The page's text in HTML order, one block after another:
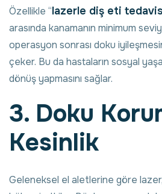
Özellikle “lazerle diş eti
arasında kanamanın minimum
operasyon sonrası doku
çeker. Bu da hastaların sosyal
dönüş yapmasını sağlar.
3. Doku
Kesinlik
Geleneksel el aletlerine göre